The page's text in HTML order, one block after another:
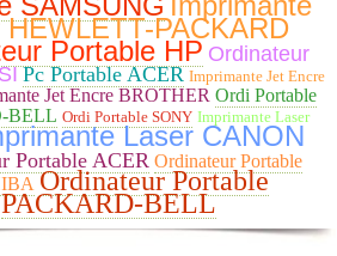
HEWLETT-PACKARD
Portable HP Ordinateur
Pc Portable ACER Imprimante Jet Encre
Jet Encre BROTHER Ordi Portable
BELL Ordi Portable SONY Imprimante Laser
Laser CANON
Portable ACER Ordinateur Portable
Ordinateur Portable
PACKARD-BELL